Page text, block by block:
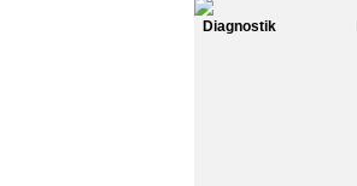
Diagnostik